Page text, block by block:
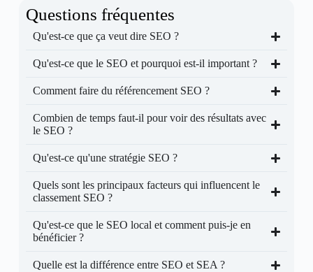
Questions fréquentes
Qu'est-ce que ça veut dire SEO ?
Qu'est-ce que le SEO et pourquoi est-il important ?
Comment faire du référencement SEO ?
Combien de temps faut-il pour voir des résultats avec
le SEO ?
Qu'est-ce qu'une stratégie SEO ?
Quels sont les principaux facteurs qui influencent le
classement SEO ?
Qu'est-ce que le SEO local et comment puis-je en
bénéficier ?
Quelle est la différence entre SEO et SEA ?